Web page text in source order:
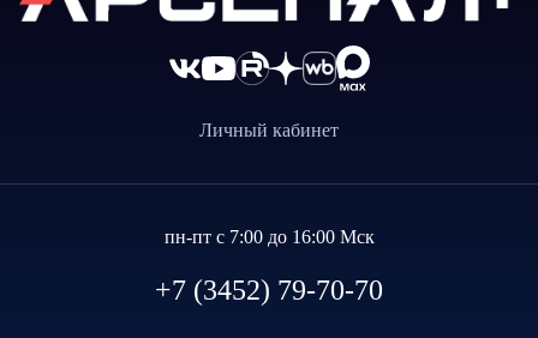
Личный кабинет
пн-пт с 7:00 до 16:00 Мск
+7 (3452) 79-70-70